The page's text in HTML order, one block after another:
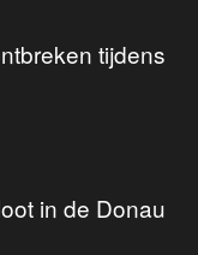
tijdens
in de Donau